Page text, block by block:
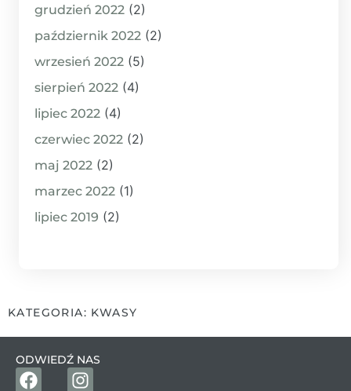
grudzień 2022 (2)
październik 2022 (2)
wrzesień 2022 (5)
sierpień 2022 (4)
lipiec 2022 (4)
czerwiec 2022 (2)
maj 2022 (2)
marzec 2022 (1)
lipiec 2019 (2)
KATEGORIA: KWASY
ODWIEDŹ NAS